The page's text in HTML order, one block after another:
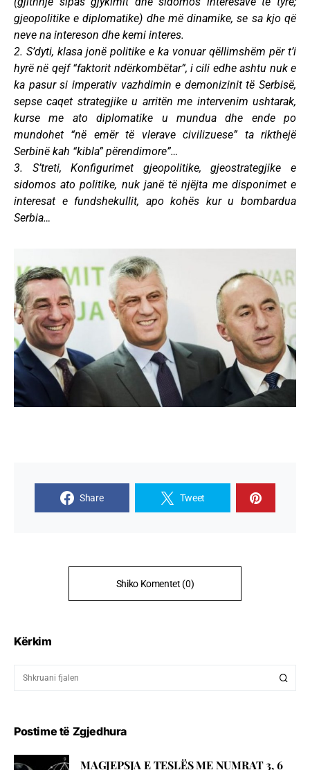
gjeopolitike e diplomatike) dhe më dinamike, se sa kjo që
neve na intereson dhe kemi interes.
2. S’dyti, klasa jonë politike e ka vonuar qëllimshëm për t’i
hyrë në qejf “faktorit ndërkombëtar”, i cili edhe ashtu nuk e
ka pasur si imperativ vazhdimin e demonizinit të Serbisë,
sepse caqet strategjike u arritën me intervenim ushtarak,
kurse me ato diplomatike u mundua dhe ende po
mundohet “në emër të vlerave civilizuese” ta rikthejë
Serbinë kah “kibla” përendimore”…
3. S’treti, Konfigurimet gjeopolitike, gjeostrategjike e
sidomos ato politike, nuk janë të njëjta me disponimet e
interesat e fundshekullit, apo kohës kur u bombardua
Serbia…
Share Tweet
Shiko Komentet (0)
Kërkim
Postime të Zgjedhura
MAGJEPSJA E TESLËS ME NUMRAT 3, 6